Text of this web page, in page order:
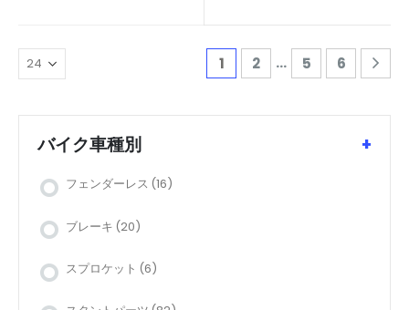
1 2 … 5 6
バイク車種別 +
フェンダーレス (16)
ブレーキ (20)
スプロケット (6)